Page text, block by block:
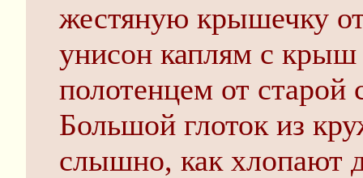
жестяную крышечку
унисон каплям с
полотенцем от старой
Большой глоток из
слышно, как хлопают